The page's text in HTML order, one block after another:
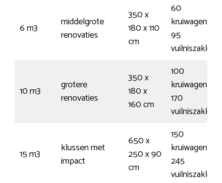
6 m3
middelgrote
renovaties
350 x
180 x 110
cm
60
kruiwagens /
95
vuilniszakken
10 m3
grotere
renovaties
350 x
180 x
160 cm
100
kruiwagens /
170
vuilniszakken
15 m3
klussen met
impact
650 x
250 x 90
cm
150
kruiwagens /
245
vuilniszakken